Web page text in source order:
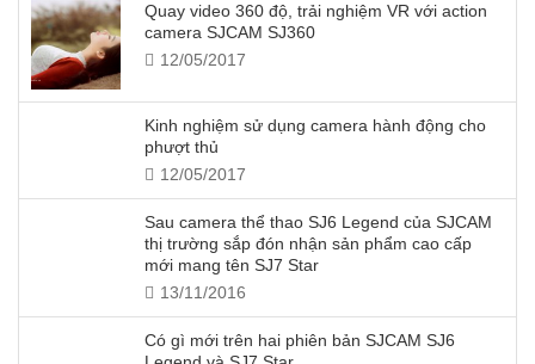
Quay video 360 độ, trải nghiệm VR với action
camera SJCAM SJ360
12/05/2017
Kinh nghiệm sử dụng camera hành động cho
phượt thủ
12/05/2017
Sau camera thể thao SJ6 Legend của SJCAM
thị trường sắp đón nhận sản phẩm cao cấp
mới mang tên SJ7 Star
13/11/2016
Có gì mới trên hai phiên bản SJCAM SJ6